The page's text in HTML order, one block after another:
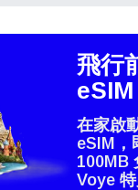
飛行
eSIM
在家啟
eSIM，
100MB
Voye